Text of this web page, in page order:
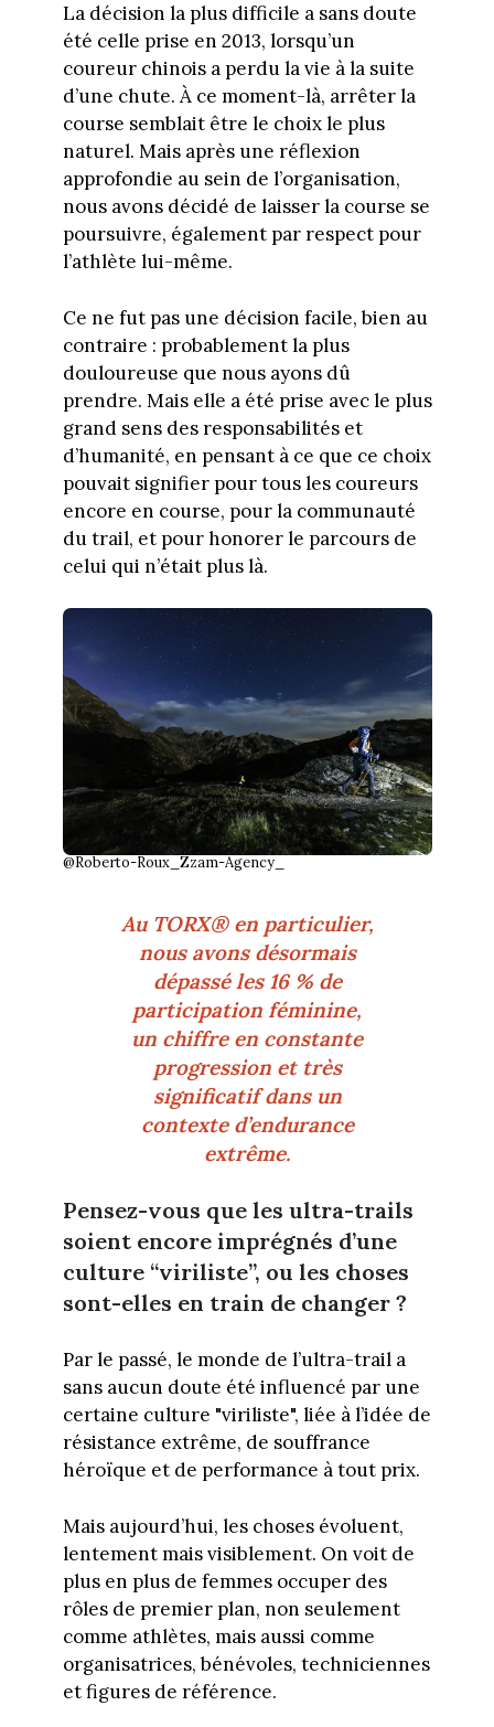
La décision la plus difficile a sans doute
été celle prise en 2013, lorsqu’un
coureur chinois a perdu la vie à la suite
d’une chute. À ce moment-là, arrêter la
course semblait être le choix le plus
naturel. Mais après une réflexion
approfondie au sein de l’organisation,
nous avons décidé de laisser la course se
poursuivre, également par respect pour
l’athlète lui-même.
Ce ne fut pas une décision facile, bien au
contraire : probablement la plus
douloureuse que nous ayons dû
prendre. Mais elle a été prise avec le plus
grand sens des responsabilités et
d’humanité, en pensant à ce que ce choix
pouvait signifier pour tous les coureurs
encore en course, pour la communauté
du trail, et pour honorer le parcours de
celui qui n’était plus là.
@Roberto-Roux_Zzam-Agency_
Au TORX® en particulier,
nous avons désormais
dépassé les 16 % de
participation féminine,
un chiffre en constante
progression et très
significatif dans un
contexte d’endurance
extrême.
Pensez-vous que les ultra-trails
soient encore imprégnés d’une
culture “viriliste”, ou les choses
sont-elles en train de changer ?
Par le passé, le monde de l’ultra-trail a
sans aucun doute été influencé par une
certaine culture "viriliste", liée à l’idée de
résistance extrême, de souffrance
héroïque et de performance à tout prix.
Mais aujourd’hui, les choses évoluent,
lentement mais visiblement. On voit de
plus en plus de femmes occuper des
rôles de premier plan, non seulement
comme athlètes, mais aussi comme
organisatrices, bénévoles, techniciennes
et figures de référence.